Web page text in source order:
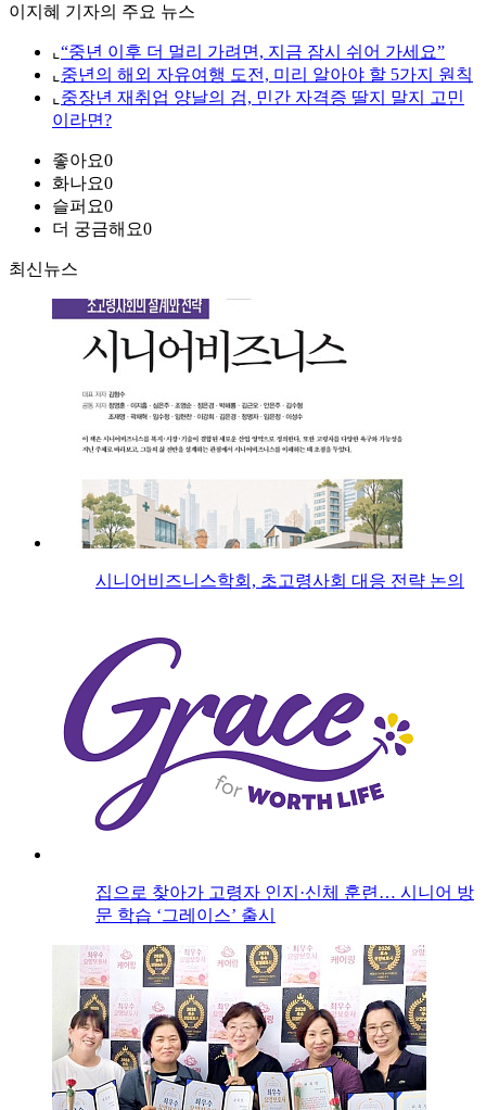
이지혜 기자의 주요 뉴스
⌞ “중년 이후 더 멀리 가려면, 지금 잠시 쉬어 가세요”
⌞ 중년의 해외 자유여행 도전, 미리 알아야 할 5가지 원칙
⌞ 중장년 재취업 양날의 검, 민간 자격증 딸지 말지 고민
이라면?
좋아요0
화나요0
슬퍼요0
더 궁금해요0
최신뉴스
시니어비즈니스학회, 초고령사회 대응 전략 논의
집으로 찾아가 고령자 인지·신체 훈련… 시니어 방
문 학습 ‘그레이스’ 출시